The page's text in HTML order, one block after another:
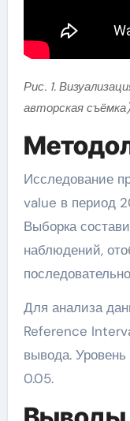
Рис. 1.
авторская съёмка)
Исследование
value в период
Выборка
наблюдений,
Для анализа
Reference
вывода.
0.05.